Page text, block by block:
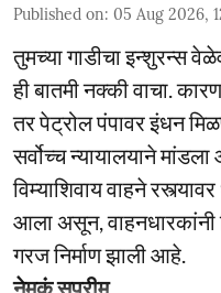
Published on: 05 Aug 2026,
तुमच्या गाडीचा इन्शुरन्स
ही बातमी नक्की वाचा.
तर पेट्रोल पंपावर इंधन
सर्वोच्च न्यायालयाने
विम्याशिवाय वाहने
आला असून, वाहनधारकांनी
गरज निर्माण झाली आहे.
नेमकं सुप्रीम ...